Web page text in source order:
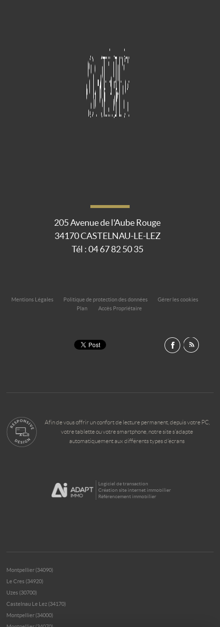
205 Avenue de l'Aube Rouge
34170CASTELNAU-LE-LEZ
Tél :04 67 82 50 35
Mentions Légales Politique de protection des données
Gérer les cookies
Plan
Accès Propriétaire
Afin de vous offrir un confort de lecture permanent, depuis votre PC,
votre tablette ou votre smartphone, notre site s’adapte
automatiquement aux différents types d'écrans
Logiciel de transaction
Création site internet immobilier
Référencement immobilier
Montpellier (34090)
Le Cres (34920)
Uzes (30700)
Castelnau Le Lez (34170)
Montpellier (34000)